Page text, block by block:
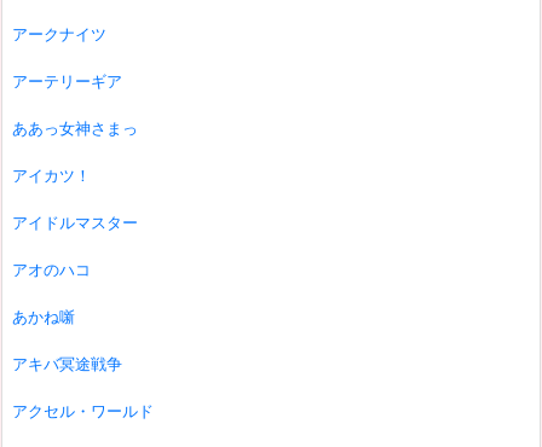
アークナイツ
アーテリーギア
ああっ女神さまっ
アイカツ！
アイドルマスター
アオのハコ
あかね噺
アキバ冥途戦争
アクセル・ワールド